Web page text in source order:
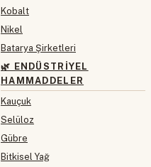
Kobalt
Nikel
Batarya Şirketleri
🌿 ENDÜSTRIYEL
HAMMADDELER
Kauçuk
Selüloz
Gübre
Bitkisel Yağ